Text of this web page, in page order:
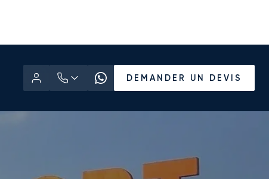
DEMANDER UN DEVIS